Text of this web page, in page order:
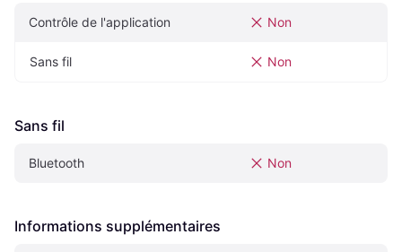
Contrôle de l'application Non
Sans fil Non
Sans fil
Bluetooth Non
Informations supplémentaires